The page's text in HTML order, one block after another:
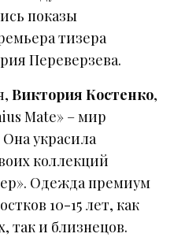
показы
тизера
Переверзева.
Виктория Костенко,
Mate» – мир
украсила
коллекций
Одежда премиум
10-15 лет, как
так и близнецов.